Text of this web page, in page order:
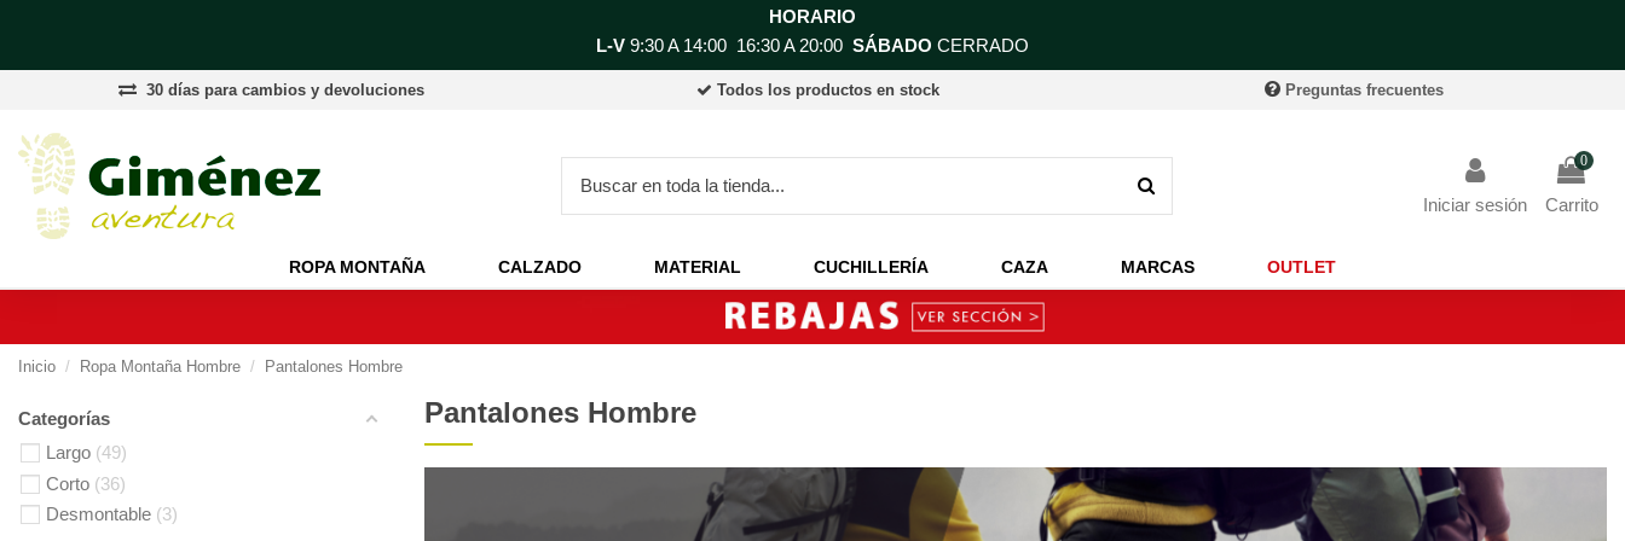
HORARIO
L-V 9:30 A 14:00 16:30 A 20:00 SÁBADO CERRADO
30 días para cambios y devoluciones Todos los productos en stock Preguntas frecuentes
Iniciar sesión
0
Carrito
ROPA MONTAÑA CALZADO MATERIAL CUCHILLERÍA CAZA MARCAS OUTLET
Inicio Ropa Montaña Hombre Pantalones Hombre
Pantalones Hombre
Categorías
Largo 49
Corto 36
Desmontable 3